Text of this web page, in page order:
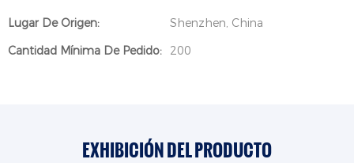
Lugar De Origen:
Shenzhen, China
Cantidad Mínima De Pedido:
200
EXHIBICIÓN DEL PRODUCTO